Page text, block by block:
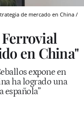
de mercado en China /
Ferrovial
en China"
expone en
ha logrado una
española”